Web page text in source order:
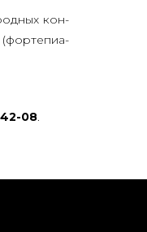
кон­
(фор­те­пи­а­
08.